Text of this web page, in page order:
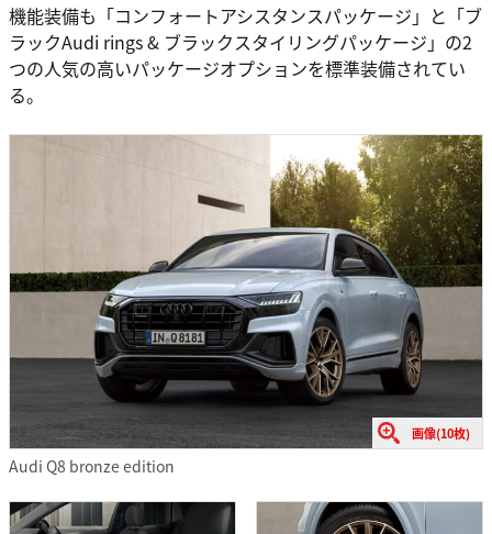
機能装備も「コンフォートアシスタンスパッケージ」と「ブ
ラックAudi rings & ブラックスタイリングパッケージ」の2
つの人気の高いパッケージオプションを標準装備されてい
る。
画像(10枚)
Audi Q8 bronze edition